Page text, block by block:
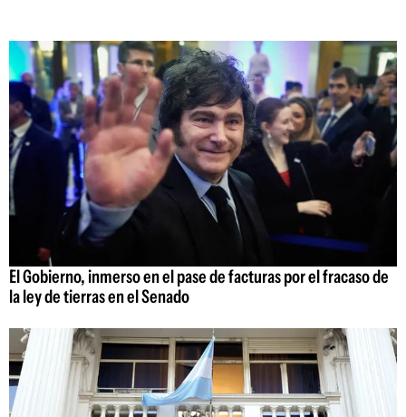
El Gobierno, inmerso en el pase de facturas por el fracaso de
la ley de tierras en el Senado